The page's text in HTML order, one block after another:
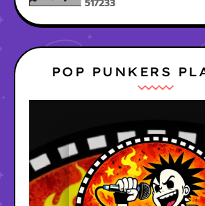
517233
POP PUNKERS